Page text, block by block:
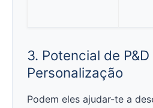
3. Potencial de P&D
Personalização
Podem eles ajudar-te a